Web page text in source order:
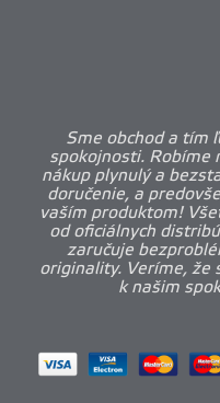
Sme obchod a tím
spokojnosti. Robíme
nákup plynulý a
doručenie, a
vaším produktom!
od oficiálnych
zaručuje
originality. Veríme, že
k našim